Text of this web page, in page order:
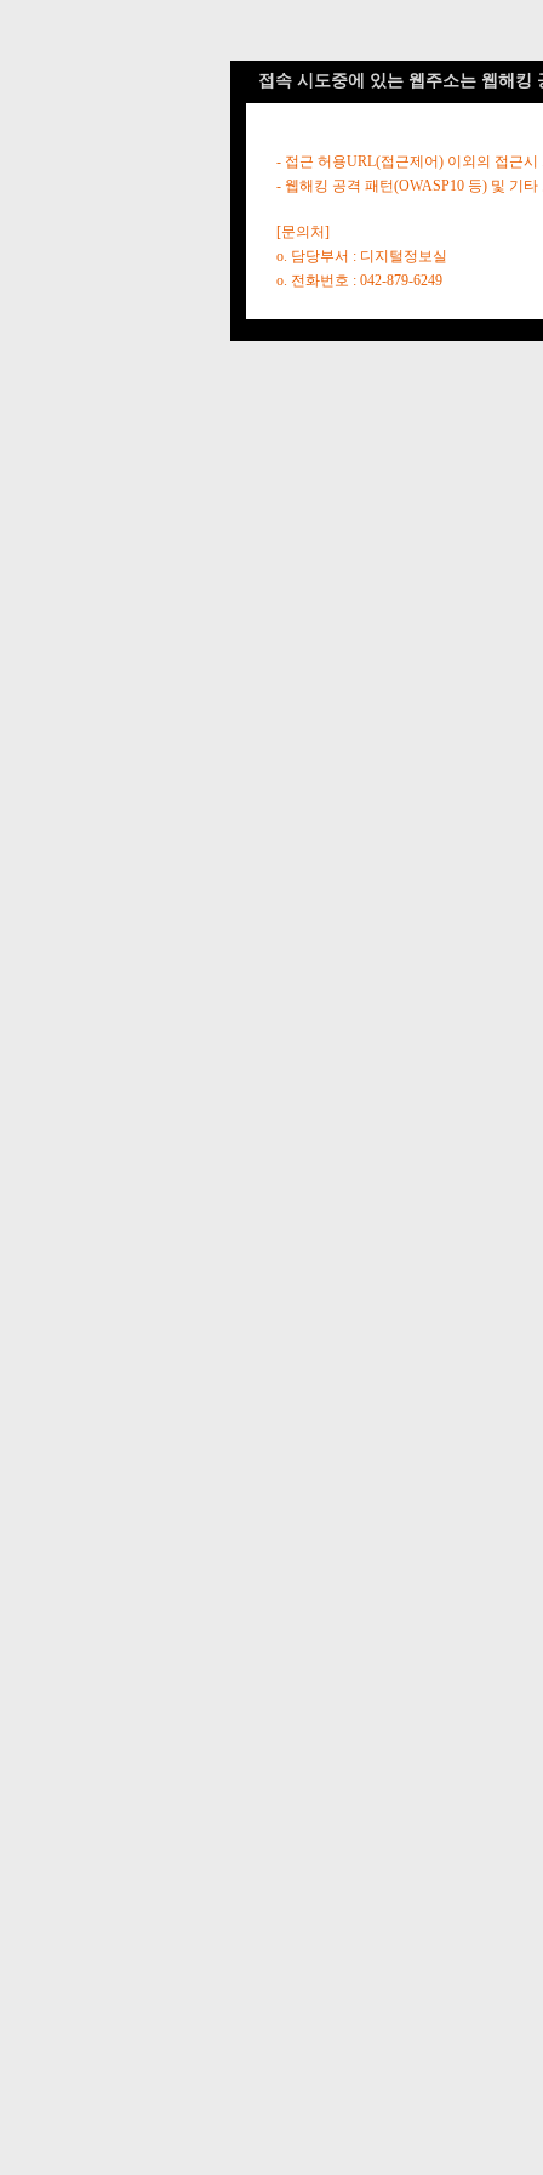
접속 시도중에 있는 웹주소는 웹해킹
- 접근 허용URL(접근제어) 이외의 접근시
- 웹해킹 공격 패턴(OWASP10 등) 및 기
[문의처]
o. 담당부서 : 디지털정보실
o. 전화번호 : 042-879-6249